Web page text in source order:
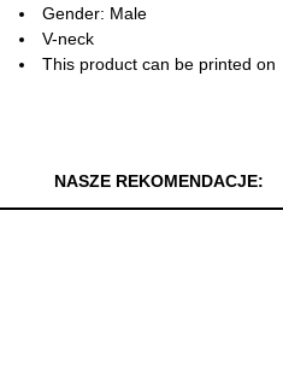
Gender: Male
V-neck
This product can be printed on
NASZE REKOMENDACJE: